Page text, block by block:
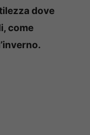
dove
come